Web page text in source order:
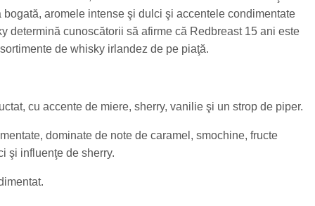
bogată, aromele intense şi dulci şi accentele condimentate
determină cunoscătorii să afirme că Redbreast 15 ani este
de whisky irlandez de pe piaţă.
cu accente de miere, sherry, vanilie şi un strop de piper.
dominate de note de caramel, smochine, fructe
şi influenţe de sherry.